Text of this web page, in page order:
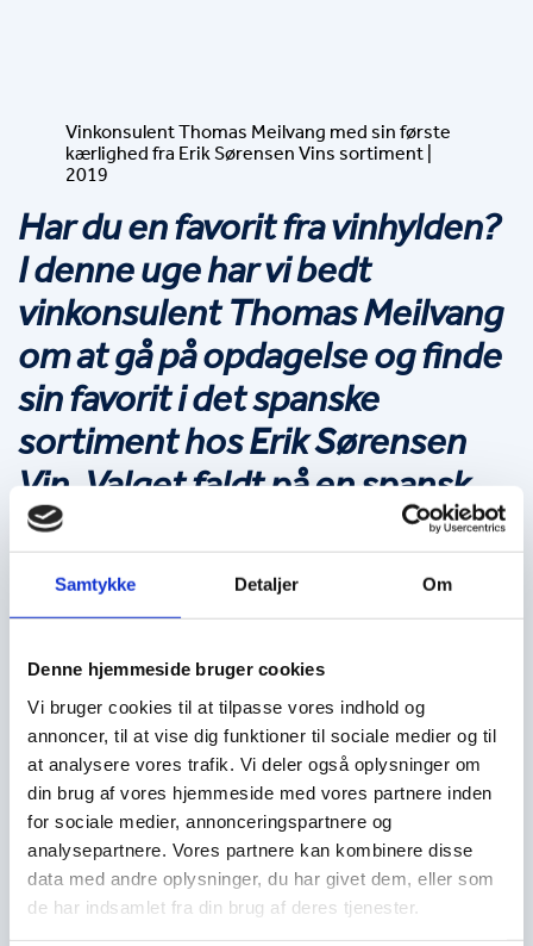
Samtykke Detaljer Om
Denne hjemmeside bruger cookies
Vi bruger cookies til at tilpasse vores indhold og
annoncer, til at vise dig funktioner til sociale medier og til
at analysere vores trafik. Vi deler også oplysninger om
din brug af vores hjemmeside med vores partnere inden
for sociale medier, annonceringspartnere og
analysepartnere. Vores partnere kan kombinere disse
data med andre oplysninger, du har givet dem, eller som
de har indsamlet fra din brug af deres tjenester.
Vinkonsulent Thomas Meilvang med sin første
kærlighed fra Erik Sørensen Vins sortiment |
2019
Har du en favorit fra vinhylden?
I denne uge har vi bedt
vinkonsulent Thomas Meilvang
om at gå på opdagelse og finde
sin favorit i det spanske
sortiment hos Erik Sørensen
Vin. Valget faldt på en spansk
hvidvin, som han selv betegner
som “min første kærlighed”.
“Da jeg startede hos Erik Sørensen Vin 1. maj 2017, var jeg
hvert år bliver holdt på lageret i Kokkedal. Her stod jeg og
skænkede dejlige, spanske vine ud til de glade gæster, og
blandt de mange velsmagende vine var der én bestemt vin
Nora Albariño, Viña Nora, Rias Baixas
, der stod ud
hvidvin, der er lavet på den spanske drue Albariño, der
“skal” komme fra Rias Biaxas i det Nord-vestlige Spanien.
Både drue og område var på det tidspunkt ukendte for mig –
måske var det netop derfor at Nora vækkede min interesse.
“Nora har lidt af det hele. En
ret kølig stil med frisk syre,